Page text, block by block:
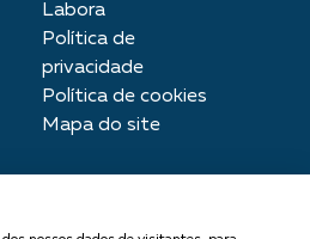
Labora
Política de
privacidade
Política de cookies
Mapa do site